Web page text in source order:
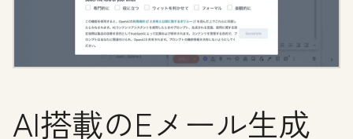
AI搭載のEメール生成